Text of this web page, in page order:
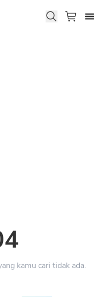
kamu cari tidak ada.